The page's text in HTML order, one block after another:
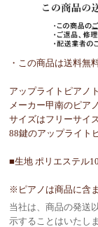
・この商品は送料無
アップライトピアノ
メーカー甲南のピア
サイズはフリーサイ
88鍵のアップライト
■生地 ポリエステル
※ピアノは商品に含
当社は、商品の発送
示することはいたし